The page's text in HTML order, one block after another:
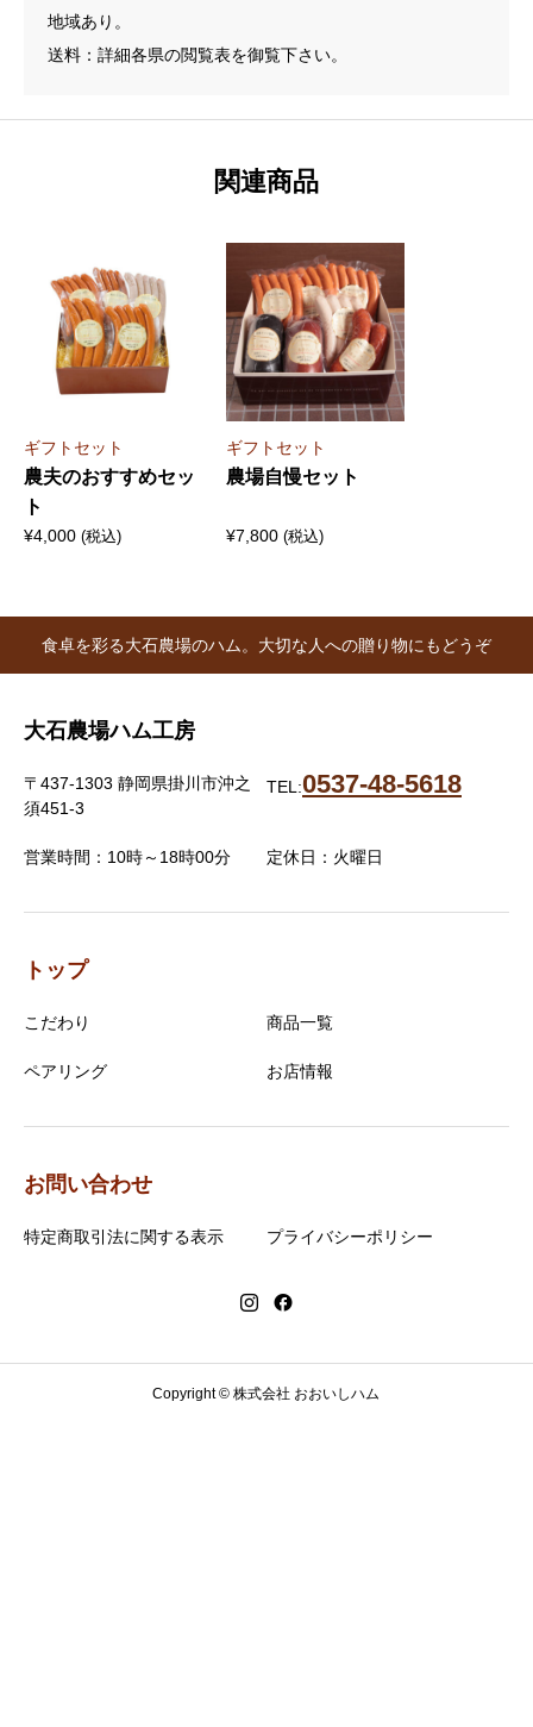
地域あり。
送料：詳細各県の閲覧表を御覧下さい。
関連商品
ギフトセット
農夫のおすすめセッ
ト
¥4,000 (税込)
ギフトセット
農場自慢セット
¥7,800 (税込)
食卓を彩る大石農場のハム。大切な人への贈り物にもどうぞ
大石農場ハム工房
〒437-1303 静岡県掛川市沖之
須451-3
TEL:0537-48-5618
営業時間：10時～18時00分 定休日：火曜日
トップ
こだわり 商品一覧
ペアリング お店情報
お問い合わせ
特定商取引法に関する表示 プライバシーポリシー
Copyright © 株式会社 おおいしハム